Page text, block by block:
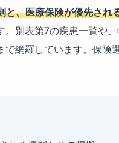
と、医療保険が優先され
別表第7の疾患一覧や
網羅しています。保険